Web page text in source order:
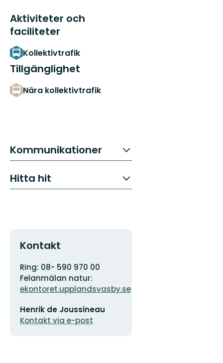
Aktiviteter och
faciliteter
Kollektivtrafik
Tillgänglighet
Nära kollektivtrafik
Kommunikationer
Hitta hit
Kontakt
Adress
Ring: 08- 590 970 00
Felanmälan natur:
ekontoret.upplandsvasby.se
postadress
Henrik de Joussineau
Kontakt via e-post